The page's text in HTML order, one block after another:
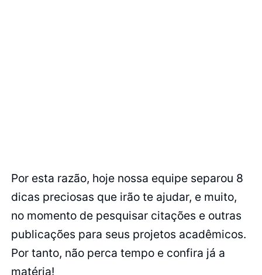
Por esta razão, hoje nossa equipe separou 8
dicas preciosas que irão te ajudar, e muito,
no momento de pesquisar citações e outras
publicações para seus projetos acadêmicos.
Por tanto, não perca tempo e confira já a
matéria!